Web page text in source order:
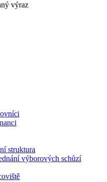
výraz
struktura
výborových schůzí